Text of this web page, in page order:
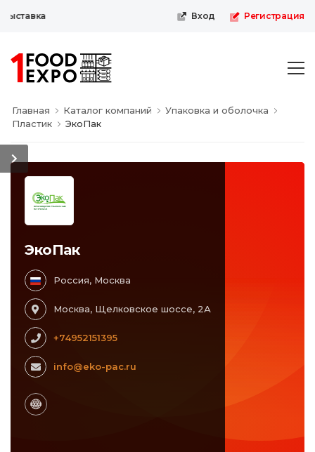
Вход Регистрация
Главная Каталог компаний
Упаковка и оболочка
Пластик
ЭкоПак
ЭкоПак
Россия, Москва
Москва, Щелковское шоссе, 2А
+74952151395
info@eko-pac.ru